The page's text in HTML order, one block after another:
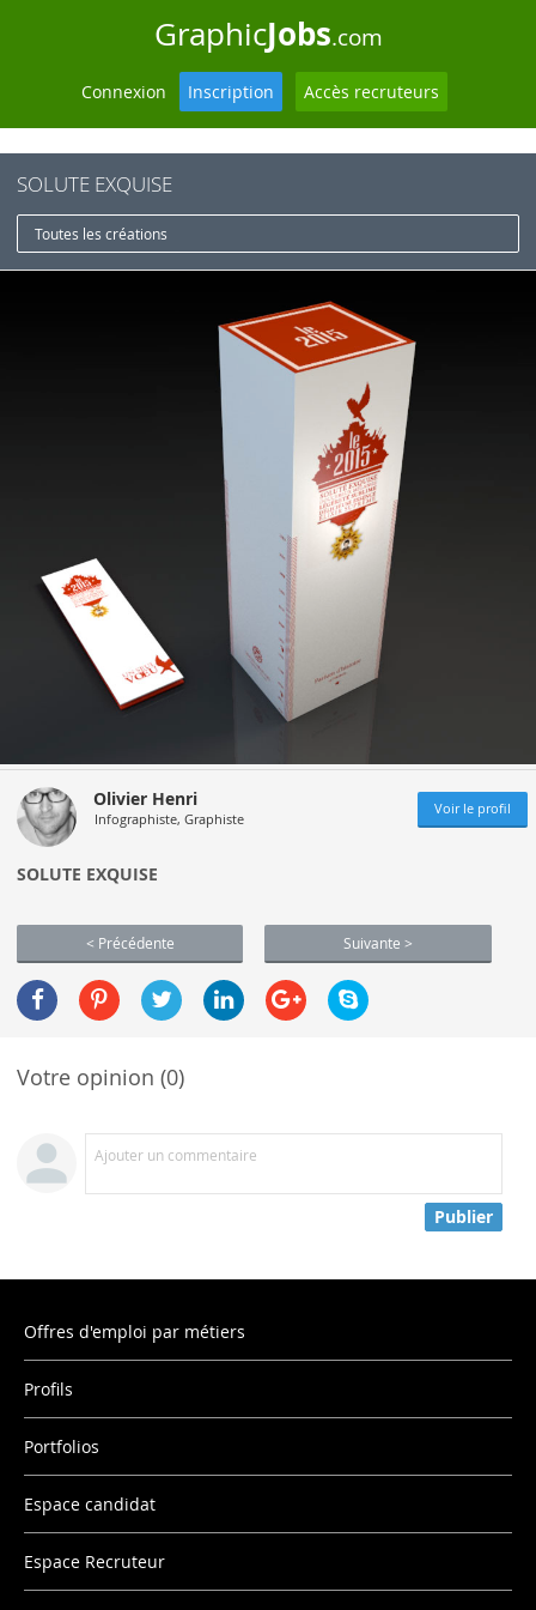
GraphicJobs.com
Connexion Inscription Accès recruteurs
SOLUTE EXQUISE
Toutes les créations
Olivier Henri
Infographiste, Graphiste
Voir le profil
SOLUTE EXQUISE
< Précédente Suivante >
Votre opinion (0)
Ajouter un commentaire
Publier
Offres d'emploi par métiers
Profils
Portfolios
Espace candidat
Espace Recruteur